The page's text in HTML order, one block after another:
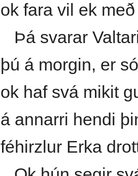
ok fara vil ek
Þá svarar
þú á morgin, er
ok haf svá mikit
á annarri hendi
féhirzlur Erka